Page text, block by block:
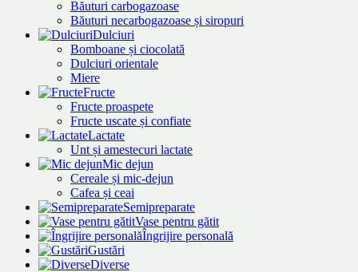
Băuturi carbogazoase
Băuturi necarbogazoase și siropuri
Dulciuri
Bomboane și ciocolată
Dulciuri orientale
Miere
Fructe
Fructe proaspete
Fructe uscate și confiate
Lactate
Unt și amestecuri lactate
Mic dejun
Cereale și mic-dejun
Cafea și ceai
Semipreparate
Vase pentru gătit
Îngrijire personală
Gustări
Diverse